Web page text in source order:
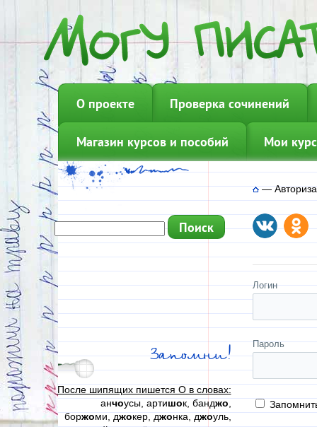
О проекте Проверка сочинений
Магазин курсов и пособий Мои
Запомни!
После шипящих пишется О в словах:
анчоусы, артишок, банджо
боржоми, джокер, джонка, джоуль,
—
Логин
Пароль